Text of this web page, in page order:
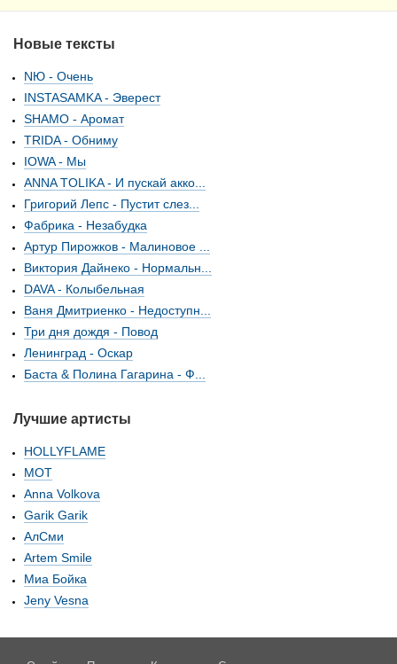
Новые тексты
NЮ - Очень
INSTASAMKA - Эверест
SHAMO - Аромат
TRIDA - Обниму
IOWA - Мы
ANNA TOLIKA - И пускай акко...
Григорий Лепс - Пустит слез...
Фабрика - Незабудка
Артур Пирожков - Малиновое ...
Виктория Дайнеко - Нормальн...
DAVA - Колыбельная
Ваня Дмитриенко - Недоступн...
Три дня дождя - Повод
Ленинград - Оскар
Баста & Полина Гагарина - Ф...
Лучшие артисты
HOLLYFLAME
МОТ
Anna Volkova
Garik Garik
АлСми
Artem Smile
Миа Бойка
Jeny Vesna